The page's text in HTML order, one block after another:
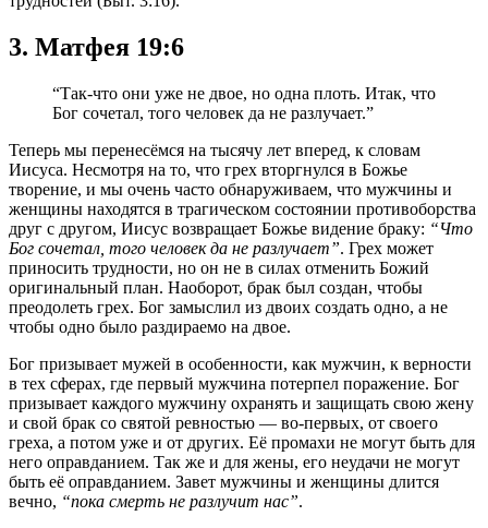
3. Матфея 19:6
“Так-что они уже не двое, но одна плоть. Итак, что
Бог сочетал, того человек да не разлучает.”
Теперь мы перенесёмся на тысячу лет вперед, к словам
Иисуса. Несмотря на то, что грех вторгнулся в Божье
творение, и мы очень часто обнаруживаем, что мужчины и
женщины находятся в трагическом состоянии противоборства
друг с другом, Иисус возвращает Божье видение браку: “Что
Бог сочетал, того человек да не разлучает”. Грех может
приносить трудности, но он не в силах отменить Божий
оригинальный план. Наоборот, брак был создан, чтобы
преодолеть грех. Бог замыслил из двоих создать одно, а не
чтобы одно было раздираемо на двое.
Бог призывает мужей в особенности, как мужчин, к верности
в тех сферах, где первый мужчина потерпел поражение. Бог
призывает каждого мужчину охранять и защищать свою жену
и свой брак со святой ревностью — во-первых, от своего
греха, а потом уже и от других. Её промахи не могут быть для
него оправданием. Так же и для жены, его неудачи не могут
быть её оправданием. Завет мужчины и женщины длится
вечно, “пока смерть не разлучит нас”.